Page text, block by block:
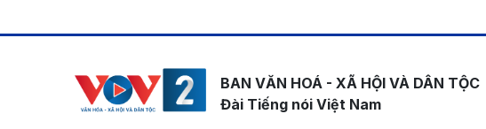
BAN VĂN HOÁ - XÃ HỘI VÀ DÂN TỘC
Đài Tiếng nói Việt Nam